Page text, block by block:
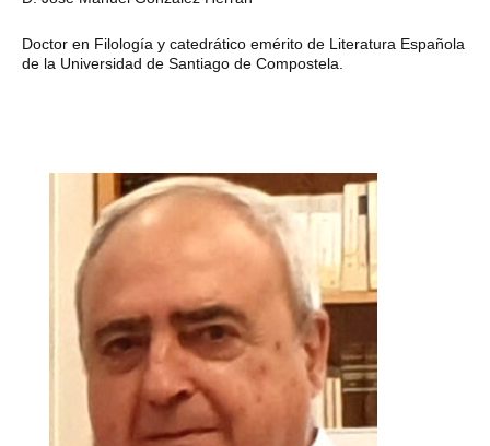
Doctor en Filología y catedrático emérito de Literatura Española
de la Universidad de Santiago de Compostela.